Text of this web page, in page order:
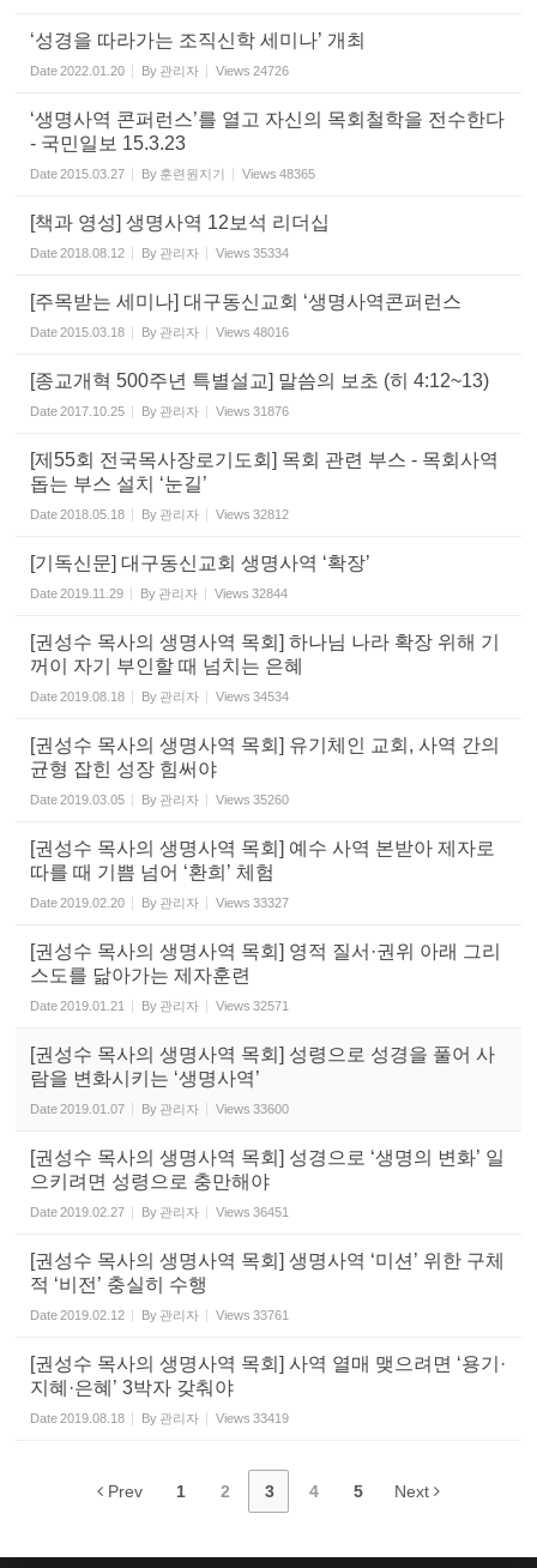
‘성경을 따라가는 조직신학 세미나’ 개최
Date 2022.01.20 By 관리자 Views 24726
‘생명사역 콘퍼런스’를 열고 자신의 목회철학을 전수한다
- 국민일보 15.3.23
Date 2015.03.27 By 훈련원지기 Views 48365
[책과 영성] 생명사역 12보석 리더십
Date 2018.08.12 By 관리자 Views 35334
[주목받는 세미나] 대구동신교회 ‘생명사역콘퍼런스
Date 2015.03.18 By 관리자 Views 48016
[종교개혁 500주년 특별설교] 말씀의 보초 (히 4:12~13)
Date 2017.10.25 By 관리자 Views 31876
[제55회 전국목사장로기도회] 목회 관련 부스 - 목회사역
돕는 부스 설치 ‘눈길’
Date 2018.05.18 By 관리자 Views 32812
[기독신문] 대구동신교회 생명사역 ‘확장’
Date 2019.11.29 By 관리자 Views 32844
[권성수 목사의 생명사역 목회] 하나님 나라 확장 위해 기
꺼이 자기 부인할 때 넘치는 은혜
Date 2019.08.18 By 관리자 Views 34534
[권성수 목사의 생명사역 목회] 유기체인 교회, 사역 간의
균형 잡힌 성장 힘써야
Date 2019.03.05 By 관리자 Views 35260
[권성수 목사의 생명사역 목회] 예수 사역 본받아 제자로
따를 때 기쁨 넘어 ‘환희’ 체험
Date 2019.02.20 By 관리자 Views 33327
[권성수 목사의 생명사역 목회] 영적 질서·권위 아래 그리
스도를 닮아가는 제자훈련
Date 2019.01.21 By 관리자 Views 32571
[권성수 목사의 생명사역 목회] 성령으로 성경을 풀어 사
람을 변화시키는 ‘생명사역’
Date 2019.01.07 By 관리자 Views 33600
[권성수 목사의 생명사역 목회] 성경으로 ‘생명의 변화’ 일
으키려면 성령으로 충만해야
Date 2019.02.27 By 관리자 Views 36451
[권성수 목사의 생명사역 목회] 생명사역 ‘미션’ 위한 구체
적 ‘비전’ 충실히 수행
Date 2019.02.12 By 관리자 Views 33761
[권성수 목사의 생명사역 목회] 사역 열매 맺으려면 ‘용기·
지혜·은혜’ 3박자 갖춰야
Date 2019.08.18 By 관리자 Views 33419
Prev 1 2 3 4 5 Next